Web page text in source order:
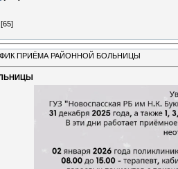
[65]
ПРИЁМА РАЙОННОЙ БОЛЬНИЦЫ